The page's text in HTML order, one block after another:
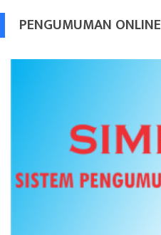
PENGUMUMAN ONLINE